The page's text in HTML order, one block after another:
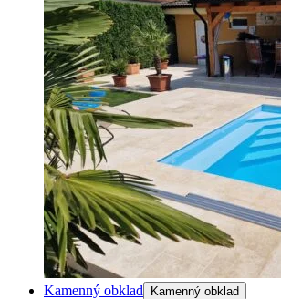
Kamenný obklad Kamenný obklad